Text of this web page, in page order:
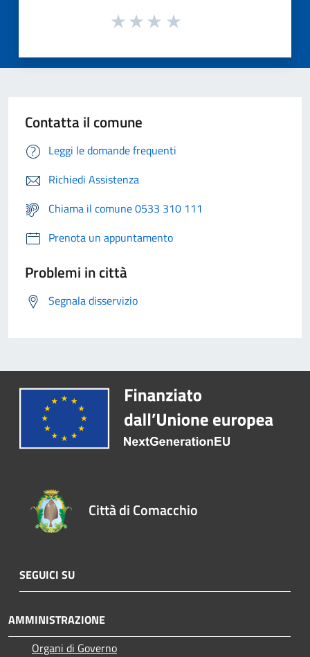
Contatta il comune
Leggi le domande frequenti
Richiedi Assistenza
Chiama il comune 0533 310 111
Prenota un appuntamento
Problemi in città
Segnala disservizio
Città di Comacchio
SEGUICI SU
AMMINISTRAZIONE
Organi di Governo